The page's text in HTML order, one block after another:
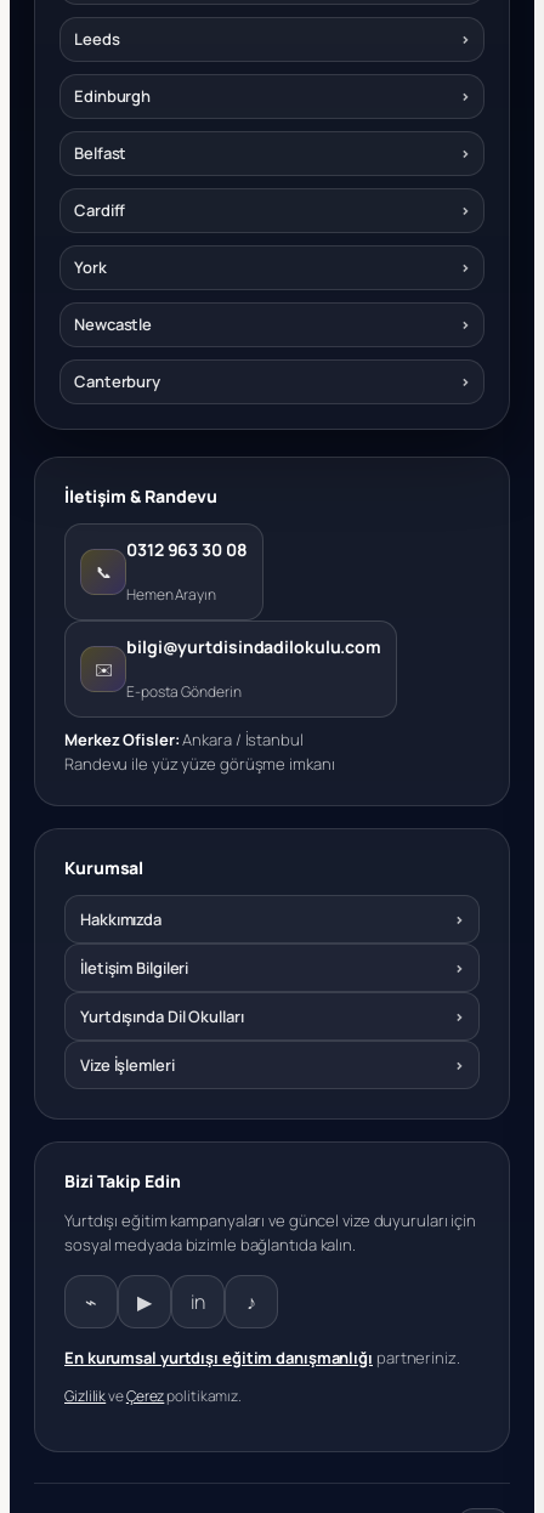
Leeds ›
Edinburgh ›
Belfast ›
Cardiff ›
York ›
Newcastle ›
Canterbury ›
İletişim & Randevu
📞
0312 963 30 08
Hemen Arayın
✉️
bilgi@yurtdisindadilokulu.com
E-posta Gönderin
Merkez Ofisler:Ankara / İstanbul
Randevu ile yüz yüze görüşme imkanı
Kurumsal
Hakkımızda ›
İletişim Bilgileri ›
Yurtdışında Dil Okulları ›
Vize İşlemleri ›
Bizi Takip Edin
Yurtdışı eğitim kampanyaları ve güncel vize duyuruları için
sosyal medyada bizimle bağlantıda kalın.
⌁ ▶ in ♪
En kurumsal yurtdışı eğitim danışmanlığı partneriniz.
GizlilikveÇerezpolitikamız.